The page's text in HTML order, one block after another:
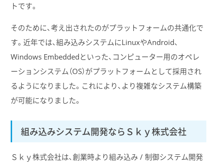
トです。
そのために、考え出されたのがプラットフォームの共通化で
す。近年では、組み込みシステムにLinuxやAndroid、
Windows Embeddedといった、コンピューター用のオペレ
ーションシステム（OS）がプラットフォームとして採用され
るようになりました。これにより、より複雑なシステム構築
が可能になりました。
組み込みシステム開発ならＳｋｙ株式会社
Ｓｋｙ株式会社は、創業時より組み込み / 制御システム開発